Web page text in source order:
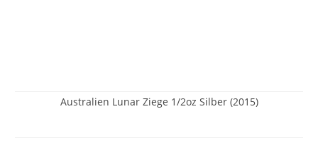
Australien Lunar Ziege 1/2oz Silber (2015)